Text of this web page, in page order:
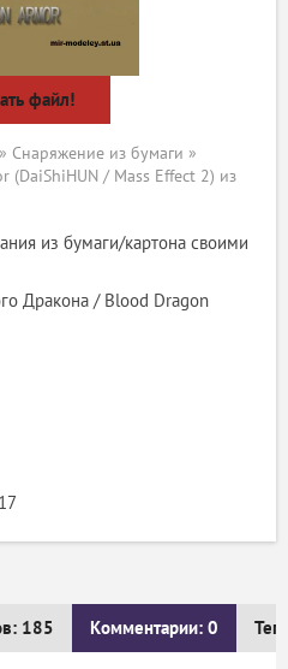
файл!
» Снаряжение из бумаги »
/ Mass Effect 2) из
из бумаги/картона своими
Дракона / Blood Dragon
185 Комментарии: 0